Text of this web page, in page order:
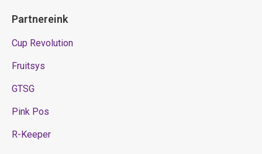
Partnereink
Cup Revolution
Fruitsys
GTSG
Pink Pos
R-Keeper